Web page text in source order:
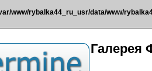
www/rybalka44_ru_usr/data/www/
Галерея